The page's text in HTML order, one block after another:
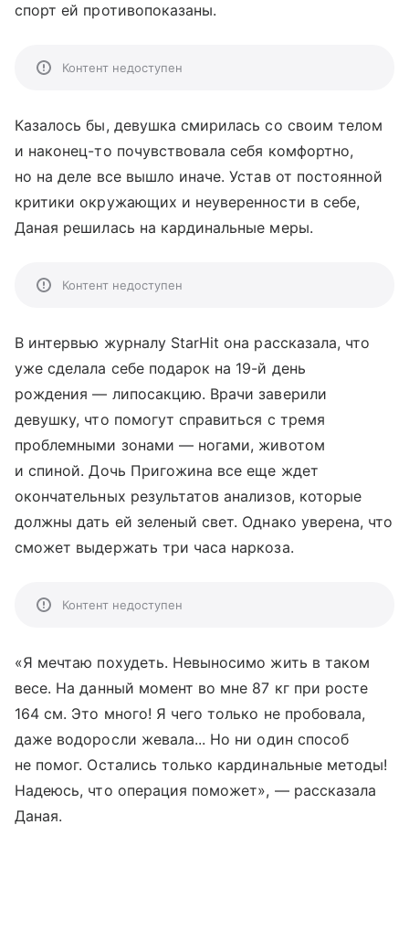
спорт ей противопоказаны.
Контент недоступен
Казалось бы, девушка смирилась со своим телом
и наконец-то почувствовала себя комфортно,
но на деле все вышло иначе. Устав от постоянной
критики окружающих и неуверенности в себе,
Даная решилась на кардинальные меры.
Контент недоступен
В интервью журналу StarHit она рассказала, что
уже сделала себе подарок на 19-й день
рождения — липосакцию. Врачи заверили
девушку, что помогут справиться с тремя
проблемными зонами — ногами, животом
и спиной. Дочь Пригожина все еще ждет
окончательных результатов анализов, которые
должны дать ей зеленый свет. Однако уверена, что
сможет выдержать три часа наркоза.
Контент недоступен
«Я мечтаю похудеть. Невыносимо жить в таком
весе. На данный момент во мне 87 кг при росте
164 см. Это много! Я чего только не пробовала,
даже водоросли жевала... Но ни один способ
не помог. Остались только кардинальные методы!
Надеюсь, что операция поможет», — рассказала
Даная.